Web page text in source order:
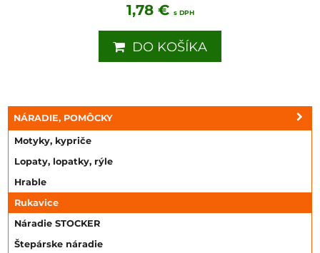
1,78 € s DPH
DO KOŠÍKA
NÁRADIE, POMÔCKY
Motyky, kypriče
Lopaty, lopatky, rýle
Hrable
Rukavice
Náradie STOCKER
Štepárske náradie